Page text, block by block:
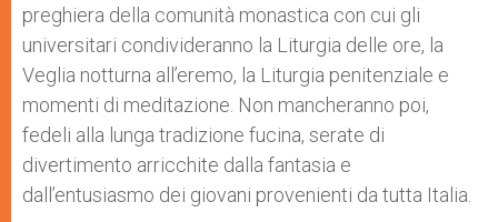
preghiera della comunità monastica con cui gli
universitari condivideranno la Liturgia delle ore, la
Veglia notturna all’eremo, la Liturgia penitenziale e
momenti di meditazione. Non mancheranno poi,
fedeli alla lunga tradizione fucina, serate di
divertimento arricchite dalla fantasia e
dall’entusiasmo dei giovani provenienti da tutta Italia.